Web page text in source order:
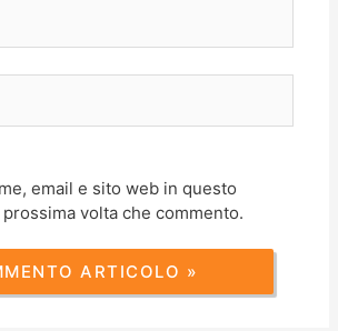
email e sito web in questo
volta che commento.